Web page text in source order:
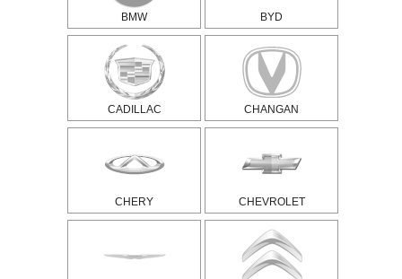
BMW BYD
CADILLAC CHANGAN
CHERY CHEVROLET